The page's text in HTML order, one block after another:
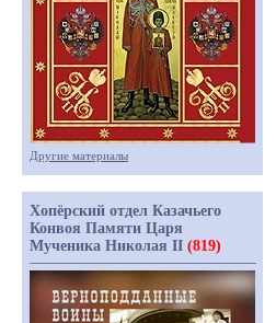
Другие материалы
Хопёрский отдел Казачьего
Конвоя Памяти Царя
Мученика Николая II (819)